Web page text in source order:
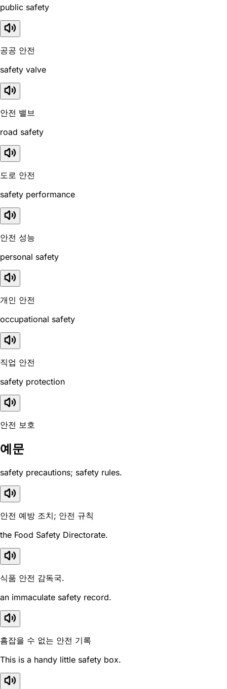
public safety
공공 안전
safety valve
안전 밸브
road safety
도로 안전
safety performance
안전 성능
personal safety
개인 안전
occupational safety
직업 안전
safety protection
안전 보호
예문
safety precautions; safety rules.
안전 예방 조치; 안전 규칙
the Food Safety Directorate.
식품 안전 감독국.
an immaculate safety record.
흠잡을 수 없는 안전 기록
This is a handy little safety box.